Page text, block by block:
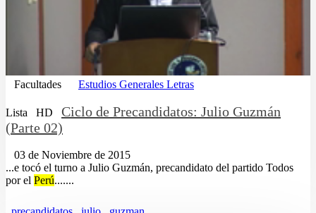
Facultades Estudios Generales Letras
Lista HD
Ciclo de Precandidatos: Julio Guzmán
(Parte 02)
03 de Noviembre de 2015
...e tocó el turno a Julio Guzmán, precandidato del partido Todos
por el Perú.......